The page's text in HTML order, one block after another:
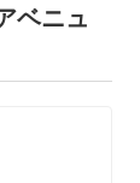
ベニュ